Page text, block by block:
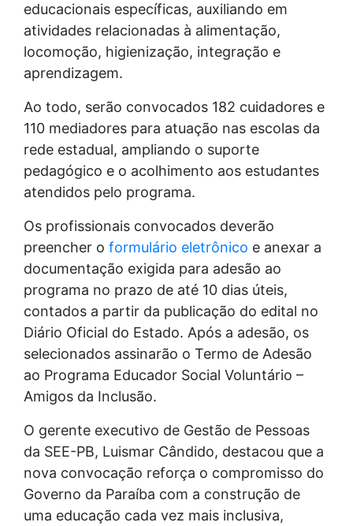
educacionais específicas, auxiliando em
atividades relacionadas à alimentação,
locomoção, higienização, integração e
aprendizagem.
Ao todo, serão convocados 182 cuidadores e
110 mediadores para atuação nas escolas da
rede estadual, ampliando o suporte
pedagógico e o acolhimento aos estudantes
atendidos pelo programa.
Os profissionais convocados deverão
preencher o formulário eletrônico e anexar a
documentação exigida para adesão ao
programa no prazo de até 10 dias úteis,
contados a partir da publicação do edital no
Diário Oficial do Estado. Após a adesão, os
selecionados assinarão o Termo de Adesão
ao Programa Educador Social Voluntário –
Amigos da Inclusão.
O gerente executivo de Gestão de Pessoas
da SEE-PB, Luismar Cândido, destacou que a
nova convocação reforça o compromisso do
Governo da Paraíba com a construção de
uma educação cada vez mais inclusiva,